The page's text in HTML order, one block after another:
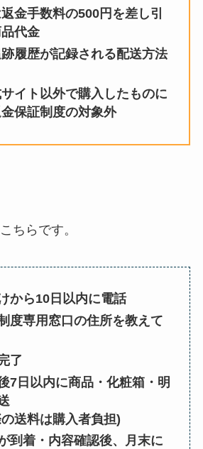
金手数料の500円を差し引
代金
履歴が記録される配送方法
イト以外で購入したものに
保証制度の対象外
ちらです。
から10日以内に電話
度専用窓口の住所を教えて
了
7日以内に商品・化粧箱・明
送料は購入者負担)
到着・内容確認後、月末に